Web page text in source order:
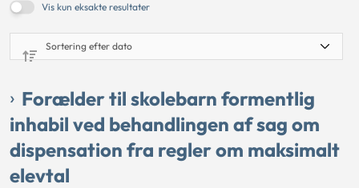
Vis kun eksakte resultater
Forælder til skolebarn formentlig
inhabil ved behandlingen af sag om
dispensation fra regler om maksimalt
elevtal